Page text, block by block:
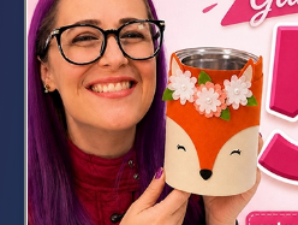
Material